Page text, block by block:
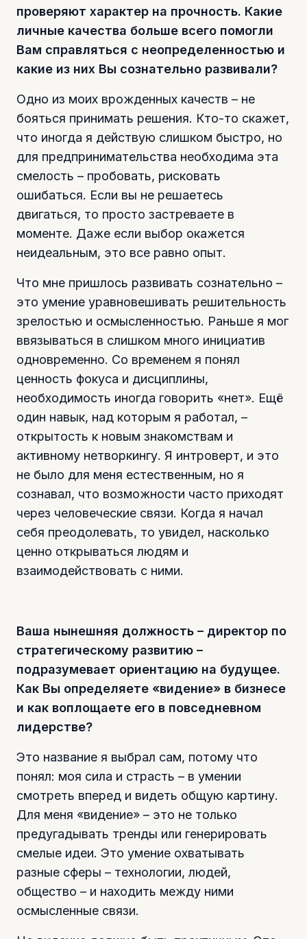
проверяют характер на прочность. Какие
личные качества больше всего помогли
Вам справляться с неопределенностью и
какие из них Вы сознательно развивали?
Одно из моих врожденных качеств – не
бояться принимать решения. Кто-то скажет,
что иногда я действую слишком быстро, но
для предпринимательства необходима эта
смелость – пробовать, рисковать
ошибаться. Если вы не решаетесь
двигаться, то просто застреваете в
моменте. Даже если выбор окажется
неидеальным, это все равно опыт.
Что мне пришлось развивать сознательно –
это умение уравновешивать решительность
зрелостью и осмысленностью. Раньше я мог
ввязываться в слишком много инициатив
одновременно. Со временем я понял
ценность фокуса и дисциплины,
необходимость иногда говорить «нет». Ещё
один навык, над которым я работал, –
открытость к новым знакомствам и
активному нетворкингу. Я интроверт, и это
не было для меня естественным, но я
сознавал, что возможности часто приходят
через человеческие связи. Когда я начал
себя преодолевать, то увидел, насколько
ценно открываться людям и
взаимодействовать с ними.
Ваша нынешняя должность – директор по
стратегическому развитию –
подразумевает ориентацию на будущее.
Как Вы определяете «видение» в бизнесе
и как воплощаете его в повседневном
лидерстве?
Это название я выбрал сам, потому что
понял: моя сила и страсть – в умении
смотреть вперед и видеть общую картину.
Для меня «видение» – это не только
предугадывать тренды или генерировать
смелые идеи. Это умение охватывать
разные сферы – технологии, людей,
общество – и находить между ними
осмысленные связи.